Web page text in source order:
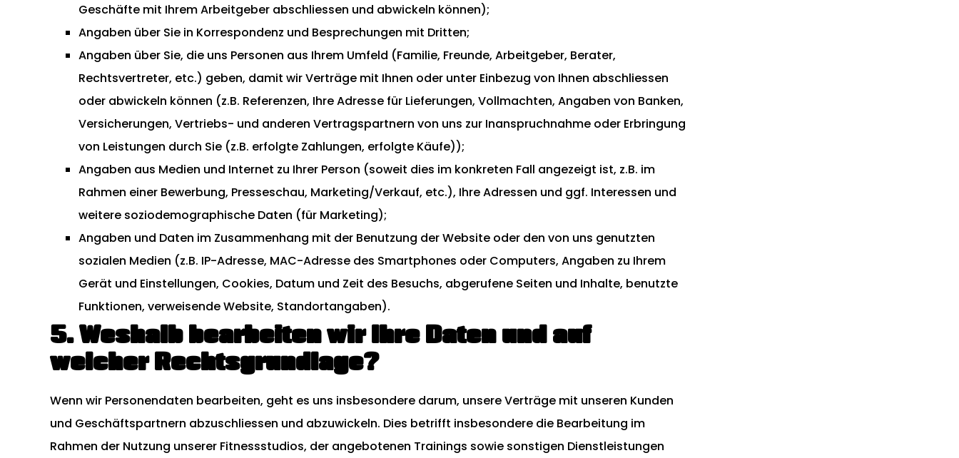
Geschäfte mit Ihrem Arbeitgeber abschliessen und abwickeln können);
Angaben über Sie in Korrespondenz und Besprechungen mit Dritten;
Angaben über Sie, die uns Personen aus Ihrem Umfeld (Familie, Freunde, Arbeitgeber, Berater,
Rechtsvertreter, etc.) geben, damit wir Verträge mit Ihnen oder unter Einbezug von Ihnen abschliessen
oder abwickeln können (z.B. Referenzen, Ihre Adresse für Lieferungen, Vollmachten, Angaben von Banken,
Versicherungen, Vertriebs- und anderen Vertragspartnern von uns zur Inanspruchnahme oder Erbringung
von Leistungen durch Sie (z.B. erfolgte Zahlungen, erfolgte Käufe));
Angaben aus Medien und Internet zu Ihrer Person (soweit dies im konkreten Fall angezeigt ist, z.B. im
Rahmen einer Bewerbung, Presseschau, Marketing/Verkauf, etc.), Ihre Adressen und ggf. Interessen und
weitere soziodemographische Daten (für Marketing);
Angaben und Daten im Zusammenhang mit der Benutzung der Website oder den von uns genutzten
sozialen Medien (z.B. IP-Adresse, MAC-Adresse des Smartphones oder Computers, Angaben zu Ihrem
Gerät und Einstellungen, Cookies, Datum und Zeit des Besuchs, abgerufene Seiten und Inhalte, benutzte
Funktionen, verweisende Website, Standortangaben).
5. Weshalb bearbeiten wir Ihre Daten und auf
welcher Rechtsgrundlage?
Wenn wir Personendaten bearbeiten, geht es uns insbesondere darum, unsere Verträge mit unseren Kunden
und Geschäftspartnern abzuschliessen und abzuwickeln. Dies betrifft insbesondere die Bearbeitung im
Rahmen der Nutzung unserer Fitnessstudios, der angebotenen Trainings sowie sonstigen Dienstleistungen